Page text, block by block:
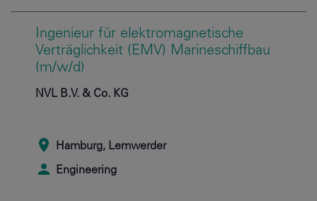
Ingenieur für elektromagnetische
Verträglichkeit (EMV) Marineschiffbau
(m/w/d)
NVL B.V. & Co. KG
Hamburg, Lemwerder
Engineering